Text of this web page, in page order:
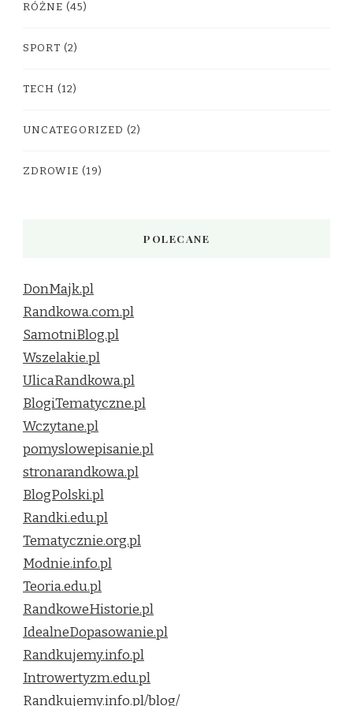
RÓŻNE (45)
SPORT (2)
TECH (12)
UNCATEGORIZED (2)
ZDROWIE (19)
POLECANE
DonMajk.pl
Randkowa.com.pl
SamotniBlog.pl
Wszelakie.pl
UlicaRandkowa.pl
BlogiTematyczne.pl
Wczytane.pl
pomyslowepisanie.pl
stronarandkowa.pl
BlogPolski.pl
Randki.edu.pl
Tematycznie.org.pl
Modnie.info.pl
Teoria.edu.pl
RandkoweHistorie.pl
IdealneDopasowanie.pl
Randkujemy.info.pl
Introwertyzm.edu.pl
Randkujemy.info.pl/blog/